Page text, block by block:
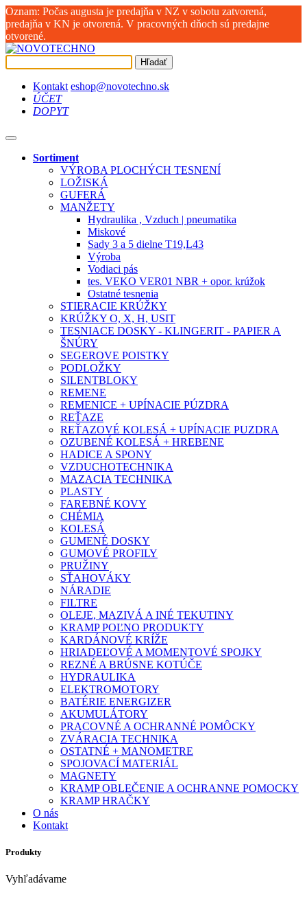
Oznam: Počas augusta je predajňa v NZ v sobotu zatvorená,
predajňa v KN je otvorená. V pracovných dňoch sú predajne
otvorené.
Hľadať
Kontakt eshop@novotechno.sk
ÚČET
DOPYT
Sortiment
VÝROBA PLOCHÝCH TESNENÍ
LOŽISKÁ
GUFERÁ
MANŽETY
Hydraulika , Vzduch | pneumatika
Miskové
Sady 3 a 5 dielne T19,L43
Výroba
Vodiaci pás
tes. VEKO VER01 NBR + opor. krúžok
Ostatné tesnenia
STIERACIE KRÚŽKY
KRÚŽKY O, X, H, USIT
TESNIACE DOSKY - KLINGERIT - PAPIER A
ŠNÚRY
SEGEROVE POISTKY
PODLOŽKY
SILENTBLOKY
REMENE
REMENICE + UPÍNACIE PÚZDRA
REŤAZE
REŤAZOVÉ KOLESÁ + UPÍNACIE PUZDRA
OZUBENÉ KOLESÁ + HREBENE
HADICE A SPONY
VZDUCHOTECHNIKA
MAZACIA TECHNIKA
PLASTY
FAREBNÉ KOVY
CHÉMIA
KOLESÁ
GUMENÉ DOSKY
GUMOVÉ PROFILY
PRUŽINY
SŤAHOVÁKY
NÁRADIE
FILTRE
OLEJE, MAZIVÁ A INÉ TEKUTINY
KRAMP POĽNO PRODUKTY
KARDÁNOVÉ KRÍŽE
HRIADEĽOVÉ A MOMENTOVÉ SPOJKY
REZNÉ A BRÚSNE KOTÚČE
HYDRAULIKA
ELEKTROMOTORY
BATÉRIE ENERGIZER
AKUMULÁTORY
PRACOVNÉ A OCHRANNÉ POMÔCKY
ZVÁRACIA TECHNIKA
OSTATNÉ + MANOMETRE
SPOJOVACÍ MATERIÁL
MAGNETY
KRAMP OBLEČENIE A OCHRANNE POMOCKY
KRAMP HRAČKY
O nás
Kontakt
Produkty
Vyhľadávame